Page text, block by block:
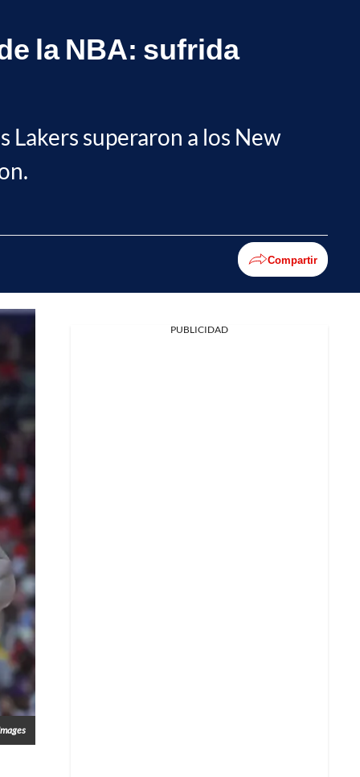
la NBA: sufrida
Lakers superaron a los New
Compartir
PUBLICIDAD